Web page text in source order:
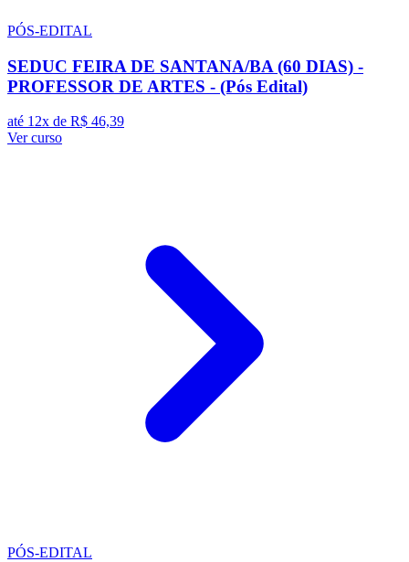
PÓS-EDITAL
SEDUC FEIRA DE SANTANA/BA (60 DIAS) -
PROFESSOR DE ARTES - (Pós Edital)
até 12x de R$ 46,39
Ver curso
PÓS-EDITAL